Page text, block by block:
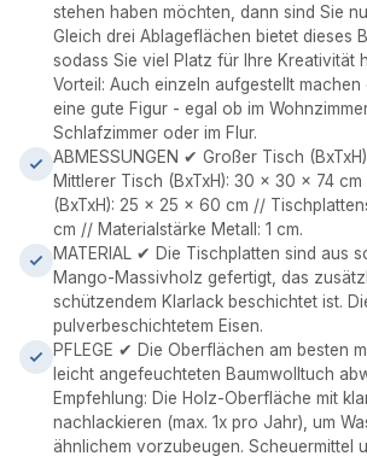
stehen haben möchten, dann sind Sie
Gleich drei Ablageflächen bietet dieses
sodass Sie viel Platz für Ihre Kreativität
Vorteil: Auch einzeln aufgestellt
eine gute Figur - egal ob im
Schlafzimmer oder im Flur.
ABMESSUNGEN ✔ Großer Tisch
Mittlerer Tisch (BxTxH): 30 x 30 x 74
(BxTxH): 25 x 25 x 60 cm //
cm // Materialstärke Metall: 1 cm.
MATERIAL ✔ Die Tischplatten sind aus
Mango-Massivholz gefertigt, das
schützendem Klarlack beschichtet ist.
pulverbeschichtetem Eisen.
PFLEGE ✔ Die Oberflächen am besten
leicht angefeuchteten Baumwolltuch
Empfehlung: Die Holz-Oberfläche mit
nachlackieren (max. 1x pro Jahr), um
ähnlichem vorzubeugen. Scheuermittel